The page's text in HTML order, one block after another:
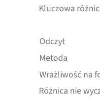
Kluczowa
Odczyt
Metoda
Wrażliwość na
Różnica nie